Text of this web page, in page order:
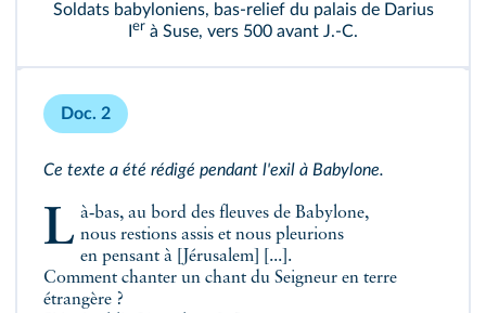
Soldats babyloniens, bas‑relief du palais de Darius
er à Suse, vers 500 avant J.-C.
Doc. 2
Ce texte a été rédigé pendant l'exil à Babylone.
Là‑bas, au bord des fleuves de Babylone,
nous restions assis et nous pleurions
en pensant à [Jérusalem] [...].
Comment chanter un chant du Seigneur en terre
étrangère ?